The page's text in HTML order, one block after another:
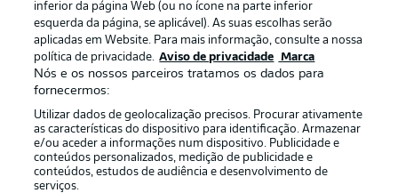
Oferecido por
inferior da página Web (ou no ícone na parte inferior
esquerda da página, se aplicável). As suas escolhas serão
aplicadas em Website. Para mais informação, consulte a nossa
política de privacidade. Aviso de privacidade Marca
Nós e os nossos parceiros tratamos os dados para
fornecermos:
Utilizar dados de geolocalização precisos. Procurar ativamente
as características do dispositivo para identificação. Armazenar
e/ou aceder a informações num dispositivo. Publicidade e
conteúdos personalizados, medição de publicidade e
conteúdos, estudos de audiência e desenvolvimento de
serviços.